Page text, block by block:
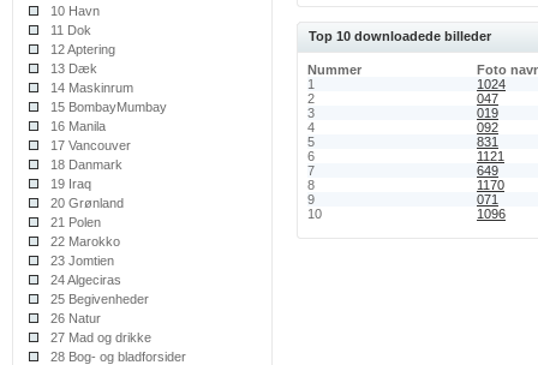
10 Havn
11 Dok
12 Aptering
13 Dæk
14 Maskinrum
15 BombayMumbay
16 Manila
17 Vancouver
18 Danmark
19 Iraq
20 Grønland
21 Polen
22 Marokko
23 Jomtien
24 Algeciras
25 Begivenheder
26 Natur
27 Mad og drikke
28 Bog- og bladforsider
Top 10 downloadede billeder
Nummer
Foto
1
1024
2
047
3
019
4
092
5
831
6
1121
7
649
8
1170
9
071
10
1096